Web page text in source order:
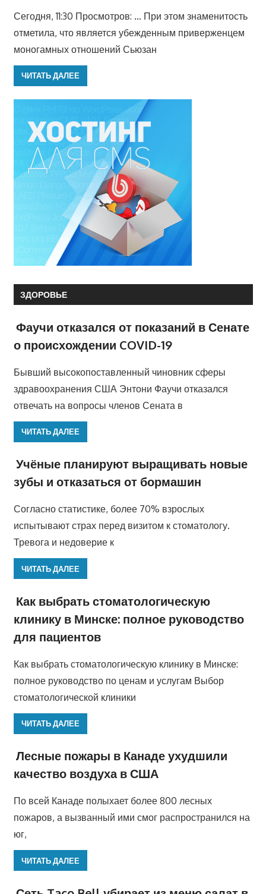
Сегодня, 11:30 Просмотров: … При этом знаменитость
отметила, что является убежденным приверженцем
моногамных отношений Сьюзан
ЧИТАТЬ ДАЛЕЕ
ЗДОРОВЬЕ
Фаучи отказался от показаний в Сенате
о происхождении COVID-19
Бывший высокопоставленный чиновник сферы
здравоохранения США Энтони Фаучи отказался
отвечать на вопросы членов Сената в
ЧИТАТЬ ДАЛЕЕ
Учёные планируют выращивать новые
зубы и отказаться от бормашин
Согласно статистике, более 70% взрослых
испытывают страх перед визитом к стоматологу.
Тревога и недоверие к
ЧИТАТЬ ДАЛЕЕ
Как выбрать стоматологическую
клинику в Минске: полное руководство
для пациентов
Как выбрать стоматологическую клинику в Минске:
полное руководство по ценам и услугам Выбор
стоматологической клиники
ЧИТАТЬ ДАЛЕЕ
Лесные пожары в Канаде ухудшили
качество воздуха в США
По всей Канаде полыхает более 800 лесных
пожаров, а вызванный ими смог распространился на
юг,
ЧИТАТЬ ДАЛЕЕ